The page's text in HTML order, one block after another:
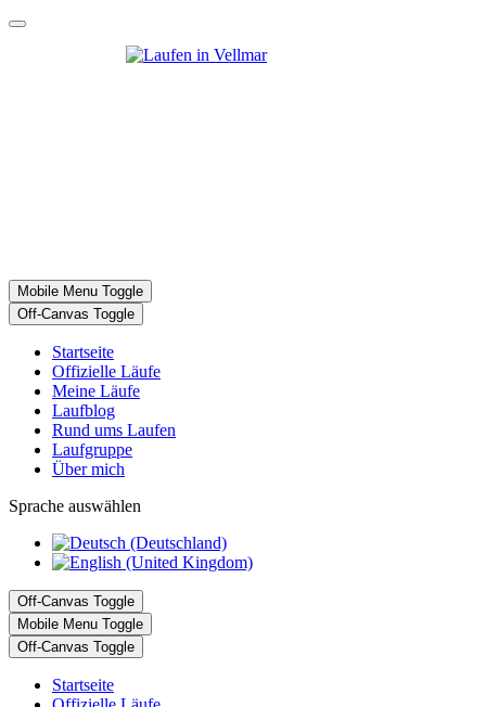
Mobile Menu Toggle
Off-Canvas Toggle
Startseite
Offizielle Läufe
Meine Läufe
Laufblog
Rund ums Laufen
Laufgruppe
Über mich
Sprache auswählen
Off-Canvas Toggle
Mobile Menu Toggle
Off-Canvas Toggle
Startseite